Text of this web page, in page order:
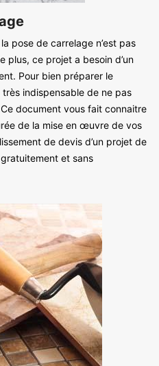
pose de carrelage n’est pas
plus, ce projet a besoin d’un
Pour bien préparer le
indispensable de ne pas
document vous fait connaitre
de la mise en œuvre de vos
de devis d’un projet de
et sans